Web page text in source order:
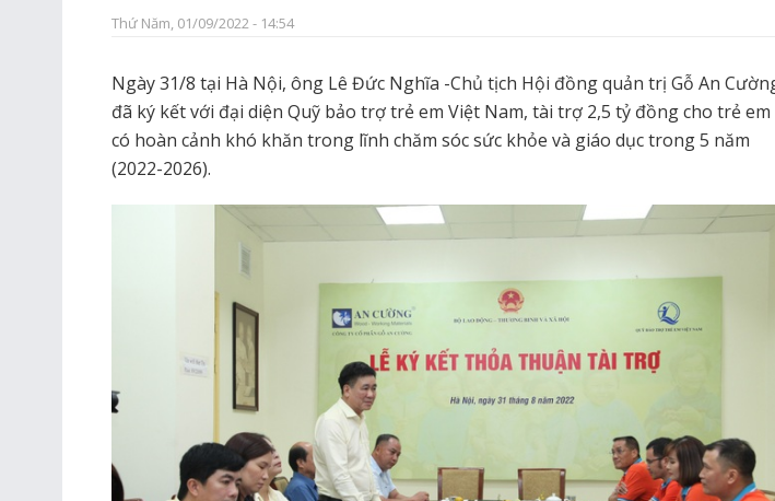
Thứ Năm, 01/09/2022 - 14:54
Ngày 31/8 tại Hà Nội, ông Lê Đức Nghĩa -Chủ tịch Hội đồng quản trị Gỗ An
đã ký kết với đại diện Quỹ bảo trợ trẻ em Việt Nam, tài trợ 2,5 tỷ đồng cho trẻ em
có hoàn cảnh khó khăn trong lĩnh chăm sóc sức khỏe và giáo dục trong 5 năm
(2022-2026).